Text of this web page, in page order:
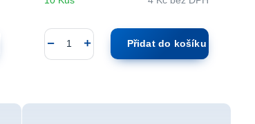
Přidat do košíku